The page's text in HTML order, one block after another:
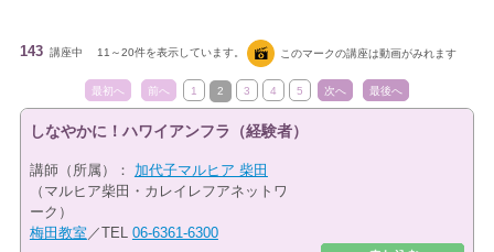
143 講座中 11～20件を表示しています。 このマークの講座は動画がみれます
最初へ 前へ 1 2 3 4 5 次へ 最後へ
しなやかに！ハワイアンフラ（経験者）
講師（所属）： 加代子マルヒア 柴田
（マルヒア柴田・カレイレフアネットワ
ーク）
梅田教室 ／TEL 06-6361-6300